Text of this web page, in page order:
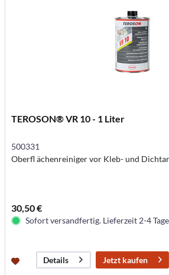
TEROSON® VR 10 - 1 Liter
500331
Oberfl ächenreiniger vor Kleb- und
30,50 €
Sofort versandfertig. Lieferzeit 2-4
Details Jetzt kaufen